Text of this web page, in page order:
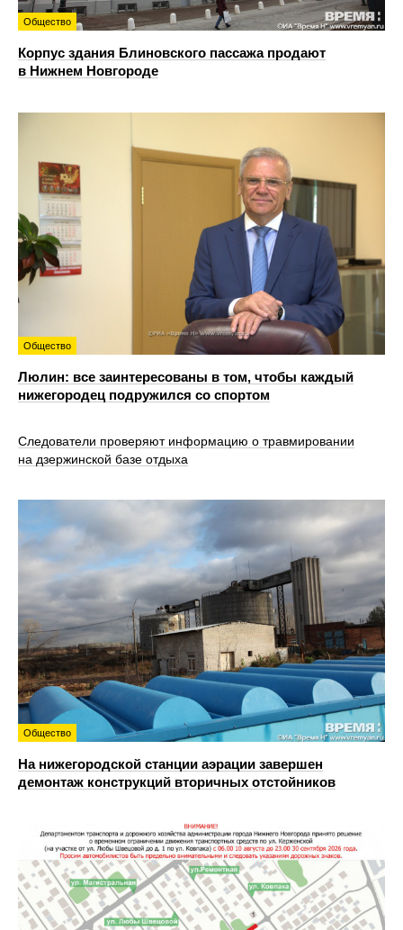
Общество
Корпус здания Блиновского пассажа продают
в Нижнем Новгороде
Общество
Люлин: все заинтересованы в том, чтобы каждый
нижегородец подружился со спортом
Следователи проверяют информацию о травмировании
на дзержинской базе отдыха
Общество
На нижегородской станции аэрации завершен
демонтаж конструкций вторичных отстойников